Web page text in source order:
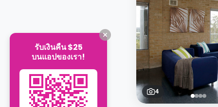
4
รับเงินคืน $25
บนแอปของเรา!